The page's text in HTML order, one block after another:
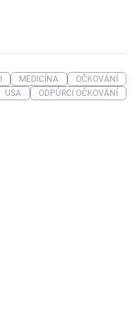
MEDICÍNA
OČKOVÁNÍ
USA ODPŮRCI OČKOVÁNÍ